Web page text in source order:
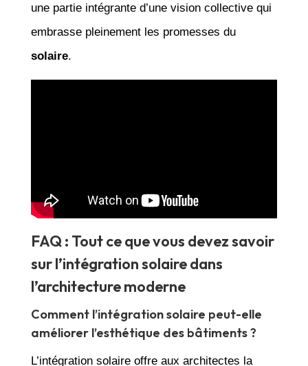
une partie intégrante d’une vision collective qui
embrasse pleinement les promesses du
solaire.
FAQ : Tout ce que vous devez savoir
sur l’intégration solaire dans
l’architecture moderne
Comment l’intégration solaire peut-elle
améliorer l’esthétique des bâtiments ?
L’intégration solaire offre aux architectes la